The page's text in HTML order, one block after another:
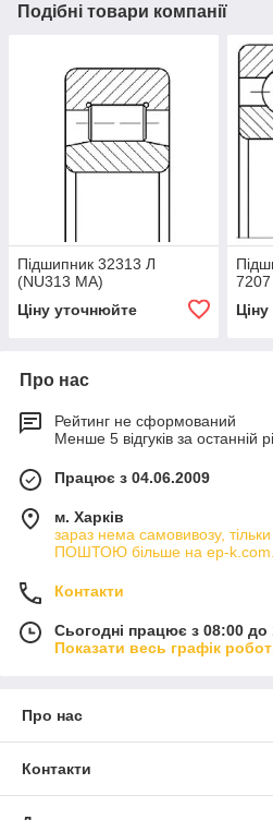
Подібні товари компанії
Підшипник 32313 Л
(NU313 МА)
Ціну уточнюйте
Про нас
Рейтинг не сформований
Менше 5 відгуків за останній
Працює з 04.06.2009
м. Харків
зараз нема самовивозу,
ПОШТОЮ більше на ep-
Контакти
Сьогодні працює з 08:00 до
Показати весь графік
Про нас
Контакти